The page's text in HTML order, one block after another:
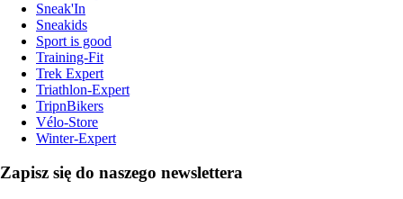
Sneak'In
Sneakids
Sport is good
Training-Fit
Trek Expert
Triathlon-Expert
TripnBikers
Vélo-Store
Winter-Expert
Zapisz się do naszego newslettera